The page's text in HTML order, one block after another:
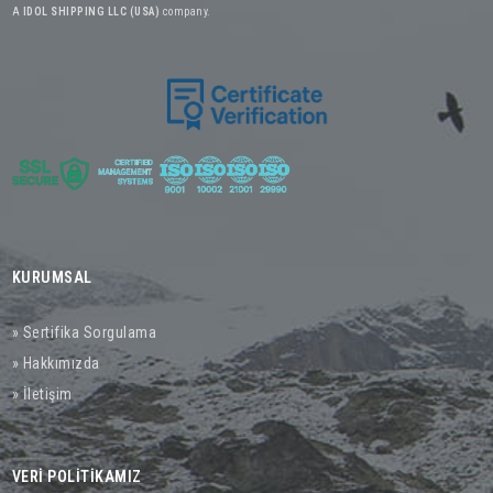
A
IDOL SHIPPING LLC (USA) company.
KURUMSAL
» Sertifika Sorgulama
» Hakkımızda
» İletişim
VERİ POLİTİKAMIZ